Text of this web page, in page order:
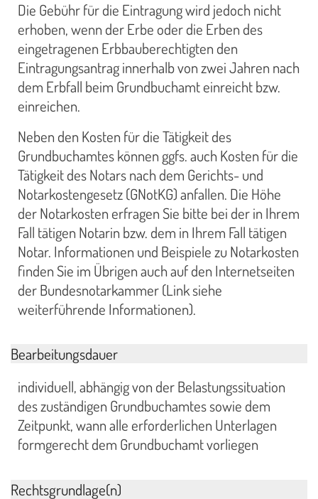
Die Gebühr für die Eintragung wird jedoch nicht
erhoben, wenn der Erbe oder die Erben des
eingetragenen Erbbauberechtigten den
Eintragungsantrag innerhalb von zwei Jahren nach
dem Erbfall beim Grundbuchamt einreicht bzw.
einreichen.
Neben den Kosten für die Tätigkeit des
Grundbuchamtes können ggfs. auch Kosten für die
Tätigkeit des Notars nach dem Gerichts- und
Notarkostengesetz (GNotKG) anfallen. Die Höhe
der Notarkosten erfragen Sie bitte bei der in Ihrem
Fall tätigen Notarin bzw. dem in Ihrem Fall tätigen
Notar. Informationen und Beispiele zu Notarkosten
finden Sie im Übrigen auch auf den Internetseiten
der Bundesnotarkammer (Link siehe
weiterführende Informationen).
Bearbeitungsdauer
individuell, abhängig von der Belastungssituation
des zuständigen Grundbuchamtes sowie dem
Zeitpunkt, wann alle erforderlichen Unterlagen
formgerecht dem Grundbuchamt vorliegen
Rechtsgrundlage(n)